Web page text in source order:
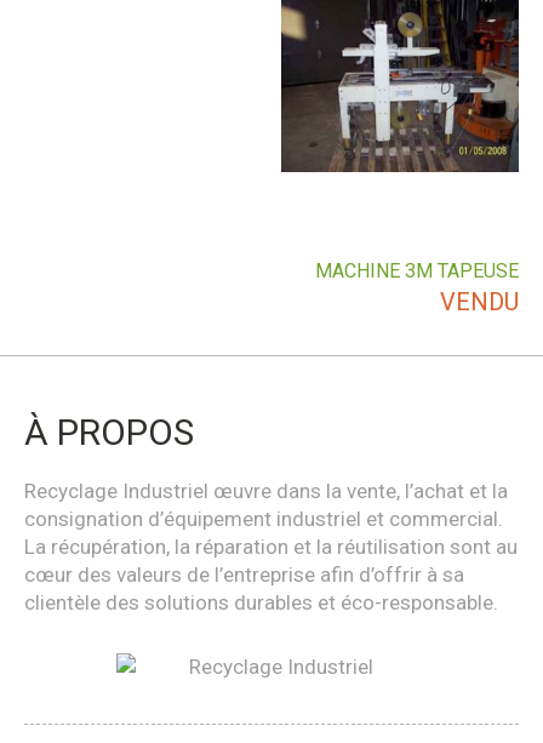
MACHINE 3M TAPEUSE
VENDU
À PROPOS
Recyclage Industriel œuvre dans la vente, l’achat et la
consignation d’équipement industriel et commercial.
La récupération, la réparation et la réutilisation sont au
cœur des valeurs de l’entreprise afin d’offrir à sa
clientèle des solutions durables et éco-responsable.